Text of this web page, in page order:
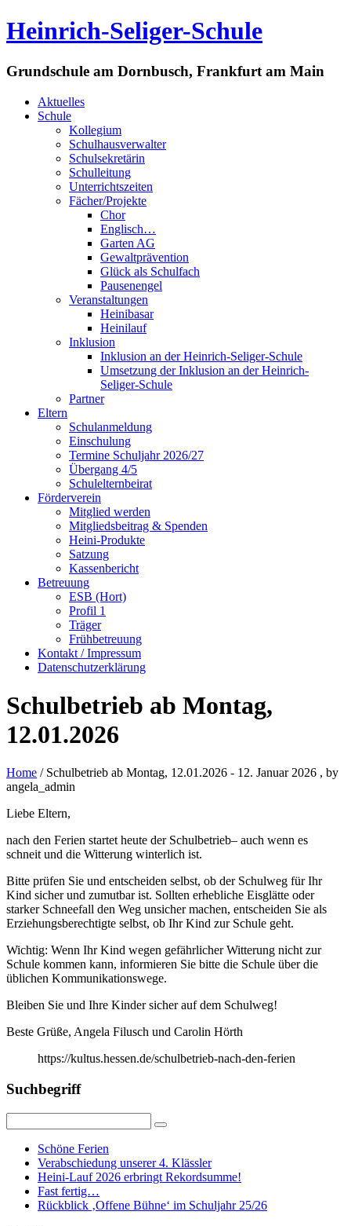
Heinrich-Seliger-Schule
Grundschule am Dornbusch, Frankfurt am Main
Aktuelles
Schule
Kollegium
Schulhausverwalter
Schulsekretärin
Schulleitung
Unterrichtszeiten
Fächer/Projekte
Chor
Englisch…
Garten AG
Gewaltprävention
Glück als Schulfach
Pausenengel
Veranstaltungen
Heinibasar
Heinilauf
Inklusion
Inklusion an der Heinrich-Seliger-Schule
Umsetzung der Inklusion an der Heinrich-
Seliger-Schule
Partner
Eltern
Schulanmeldung
Einschulung
Termine Schuljahr 2026/27
Übergang 4/5
Schulelternbeirat
Förderverein
Mitglied werden
Mitgliedsbeitrag & Spenden
Heini-Produkte
Satzung
Kassenbericht
Betreuung
ESB (Hort)
Profil 1
Träger
Frühbetreuung
Kontakt / Impressum
Datenschutzerklärung
Schulbetrieb ab Montag,
12.01.2026
Home / Schulbetrieb ab Montag, 12.01.2026 - 12. Januar 2026 , by
angela_admin
Liebe Eltern,
nach den Ferien startet heute der Schulbetrieb– auch wenn es
schneit und die Witterung winterlich ist.
Bitte prüfen Sie und entscheiden selbst, ob der Schulweg für Ihr
Kind sicher und zumutbar ist. Sollten erhebliche Eisglätte oder
starker Schneefall den Weg unsicher machen, entscheiden Sie als
Erziehungsberechtigte selbst, ob Ihr Kind zur Schule geht.
Wichtig: Wenn Ihr Kind wegen gefährlicher Witterung nicht zur
Schule kommen kann, informieren Sie bitte die Schule über die
üblichen Kommunikationswege.
Bleiben Sie und Ihre Kinder sicher auf dem Schulweg!
Beste Grüße, Angela Filusch und Carolin Hörth
https://kultus.hessen.de/schulbetrieb-nach-den-ferien
Suchbegriff
Schöne Ferien
Verabschiedung unserer 4. Klässler
Heini-Lauf 2026 erbringt Rekordsumme!
Fast fertig…
Rückblick ‚Offene Bühne‘ im Schuljahr 25/26